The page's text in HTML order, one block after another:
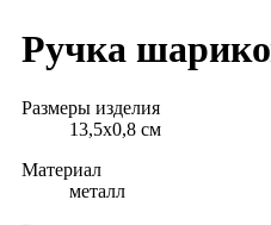
Ручка
Размеры изделия
13,5х0,8 см
Материал
металл